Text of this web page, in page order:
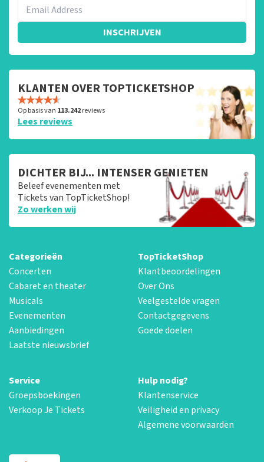
INSCHRIJVEN
KLANTEN OVER TOPTICKETSHOP
Op basis van 113.242reviews
Lees reviews
DICHTER BIJ... INTENSER GENIETEN
Beleef evenementen met
Tickets van TopTicketShop!
Zo werken wij
Categorieën
Concerten
Cabaret en theater
Musicals
Evenementen
Aanbiedingen
Laatste nieuwsbrief
TopTicketShop
Klantbeoordelingen
Over Ons
Veelgestelde vragen
Contactgegevens
Goede doelen
Service
Groepsboekingen
Verkoop Je Tickets
Hulp nodig?
Klantenservice
Veiligheid en privacy
Algemene voorwaarden